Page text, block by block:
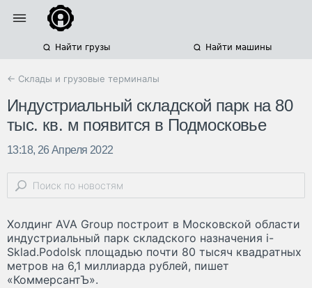
Найти грузы Найти машины
← Склады и грузовые терминалы
Индустриальный складской парк на 80
тыс. кв. м появится в Подмосковье
13:18, 26 Апреля 2022
Холдинг AVA Group построит в Московской области
индустриальный парк складского назначения i-
Sklad.Podolsk площадью почти 80 тысяч квадратных
метров на 6,1 миллиарда рублей, пишет
«КоммерсантЪ».